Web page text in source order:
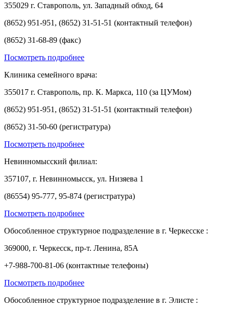
355029 г. Ставрополь, ул. Западный обход, 64
(8652) 951-951, (8652) 31-51-51 (контактный телефон)
(8652) 31-68-89 (факс)
Посмотреть подробнее
Клиника семейного врача:
355017 г. Ставрополь, пр. К. Маркса, 110 (за ЦУМом)
(8652) 951-951, (8652) 31-51-51 (контактный телефон)
(8652) 31-50-60 (регистратура)
Посмотреть подробнее
Невинномысский филиал:
357107, г. Невинномысск, ул. Низяева 1
(86554) 95-777, 95-874 (регистратура)
Посмотреть подробнее
Обособленное структурное подразделение в г. Черкесске :
369000, г. Черкесск, пр-т. Ленина, 85А
+7-988-700-81-06 (контактные телефоны)
Посмотреть подробнее
Обособленное структурное подразделение в г. Элисте :